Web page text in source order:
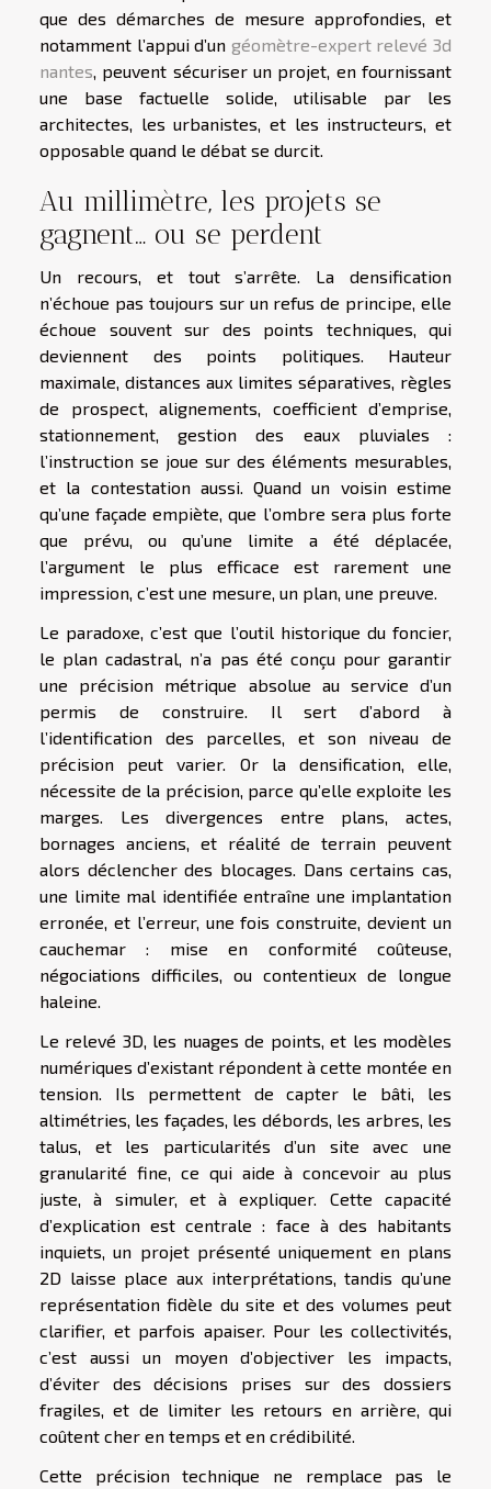
que des démarches de mesure approfondies, et
notamment l’appui d’un géomètre-expert relevé 3d
nantes , peuvent sécuriser un projet, en fournissant
une base factuelle solide, utilisable par les
architectes, les urbanistes, et les instructeurs, et
opposable quand le débat se durcit.
Au millimètre, les projets se
gagnent… ou se perdent
Un recours, et tout s’arrête. La densification
n’échoue pas toujours sur un refus de principe, elle
échoue souvent sur des points techniques, qui
deviennent des points politiques. Hauteur
maximale, distances aux limites séparatives, règles
de prospect, alignements, coefficient d’emprise,
stationnement, gestion des eaux pluviales :
l’instruction se joue sur des éléments mesurables,
et la contestation aussi. Quand un voisin estime
qu’une façade empiète, que l’ombre sera plus forte
que prévu, ou qu’une limite a été déplacée,
l’argument le plus efficace est rarement une
impression, c’est une mesure, un plan, une preuve.
Le paradoxe, c’est que l’outil historique du foncier,
le plan cadastral, n’a pas été conçu pour garantir
une précision métrique absolue au service d’un
permis de construire. Il sert d’abord à
l’identification des parcelles, et son niveau de
précision peut varier. Or la densification, elle,
nécessite de la précision, parce qu’elle exploite les
marges. Les divergences entre plans, actes,
bornages anciens, et réalité de terrain peuvent
alors déclencher des blocages. Dans certains cas,
une limite mal identifiée entraîne une implantation
erronée, et l’erreur, une fois construite, devient un
cauchemar : mise en conformité coûteuse,
négociations difficiles, ou contentieux de longue
haleine.
Le relevé 3D, les nuages de points, et les modèles
numériques d’existant répondent à cette montée en
tension. Ils permettent de capter le bâti, les
altimétries, les façades, les débords, les arbres, les
talus, et les particularités d’un site avec une
granularité fine, ce qui aide à concevoir au plus
juste, à simuler, et à expliquer. Cette capacité
d’explication est centrale : face à des habitants
inquiets, un projet présenté uniquement en plans
2D laisse place aux interprétations, tandis qu’une
représentation fidèle du site et des volumes peut
clarifier, et parfois apaiser. Pour les collectivités,
c’est aussi un moyen d’objectiver les impacts,
d’éviter des décisions prises sur des dossiers
fragiles, et de limiter les retours en arrière, qui
coûtent cher en temps et en crédibilité.
Cette précision technique ne remplace pas le